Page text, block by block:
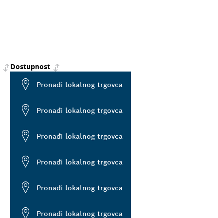
Dostupnost
Pronađi lokalnog trgovca
Pronađi lokalnog trgovca
Pronađi lokalnog trgovca
Pronađi lokalnog trgovca
Pronađi lokalnog trgovca
Pronađi lokalnog trgovca